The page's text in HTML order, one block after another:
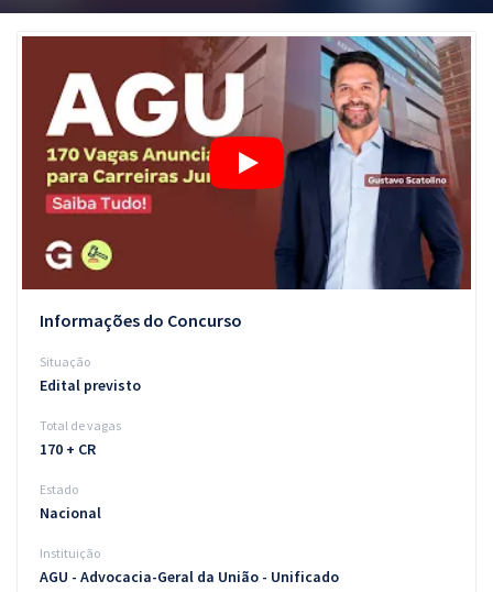
Questões grátis
Conteúdo gratuito
Blog
Aprovados
Informações do Concurso
Situação
Edital previsto
Total de vagas
170 + CR
Estado
Nacional
Instituição
AGU - Advocacia-Geral da União - Unificado